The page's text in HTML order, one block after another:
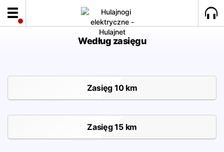
Według zasięgu
Zasięg 10 km
Zasięg 15 km